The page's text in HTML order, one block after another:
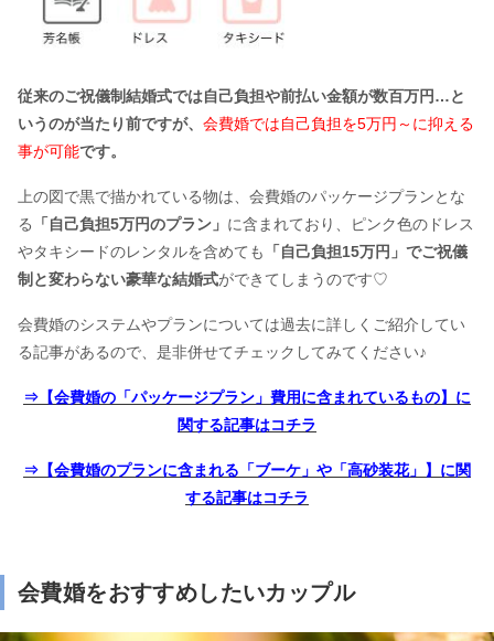
従来のご祝儀制結婚式では自己負担や前払い金額が数百万円…と
いうのが当たり前ですが、 会費婚では自己負担を5万円～に抑える
事が可能です。
上の図で黒で描かれている物は、会費婚のパッケージプランとな
る
「自己負担5万円のプラン」 に含まれており、ピンク色のドレス
やタキシードのレンタルを含めても
「自己負担15万円」でご祝儀
制と変わらない豪華な結婚式ができてしまうのです♡
会費婚のシステムやプランについては過去に詳しくご紹介してい
る記事があるので、是非併せてチェックしてみてください♪
⇒【会費婚の「パッケージプラン」費用に含まれているもの】に
関する記事はコチラ
⇒【会費婚のプランに含まれる「ブーケ」や「高砂装花」】に関
する記事はコチラ
会費婚をおすすめしたいカップル